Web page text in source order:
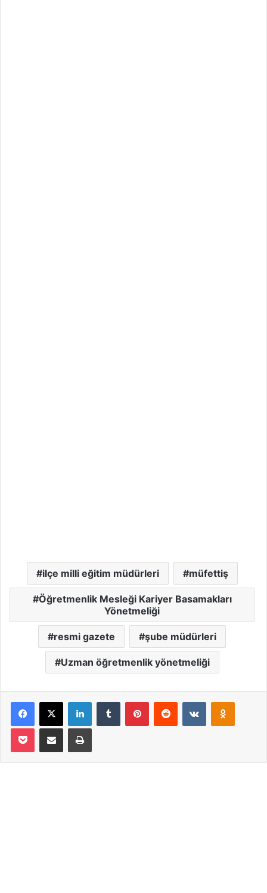
ilçe milli eğitim müdürleri müfettiş
Öğretmenlik Mesleği Kariyer Basamakları
Yönetmeliği
resmi gazete şube müdürleri
Uzman öğretmenlik yönetmeliği